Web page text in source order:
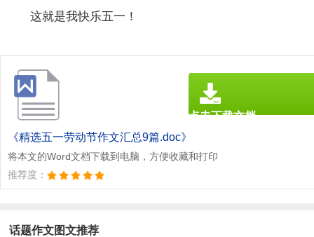
这就是我快乐五一！
《精选五一劳动节作文汇总9篇.doc》
将本文的Word文档下载到电脑，方便收藏和打印
推荐度：
点击下载文档
话题作文图文推荐